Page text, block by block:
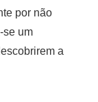
por não
se um
a